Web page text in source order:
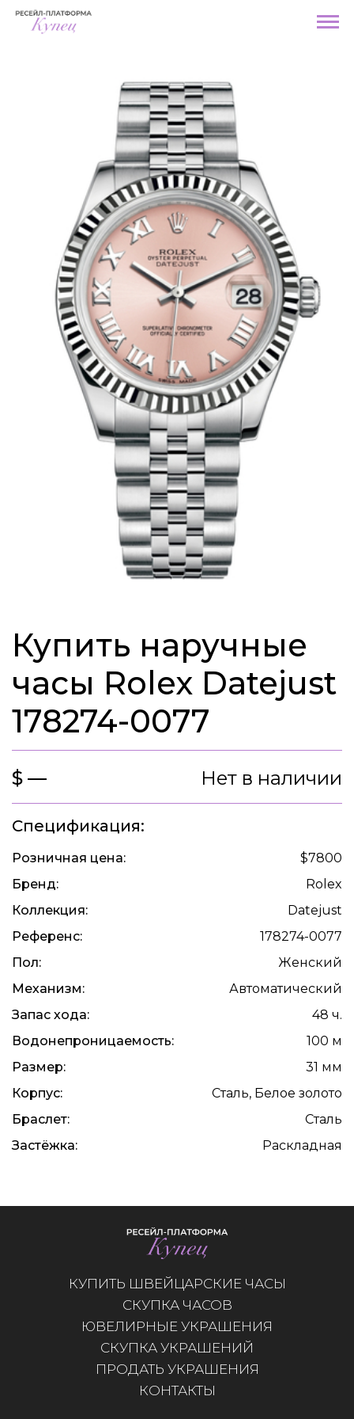
Купить наручные
часы Rolex Datejust
178274-0077
$ — Нет в наличии
Спецификация:
Розничная цена:
$7800
Бренд:
Rolex
Коллекция:
Datejust
Референс:
178274-0077
Пол:
Женский
Механизм:
Автоматический
Запас хода:
48 ч.
Водонепроницаемость:
100 м
Размер:
31 мм
Корпус:
Сталь, Белое золото
Браслет:
Сталь
Застёжка:
Раскладная
КУПИТЬ ШВЕЙЦАРСКИЕ ЧАСЫ
СКУПКА ЧАСОВ
ЮВЕЛИРНЫЕ УКРАШЕНИЯ
СКУПКА УКРАШЕНИЙ
ПРОДАТЬ УКРАШЕНИЯ
КОНТАКТЫ